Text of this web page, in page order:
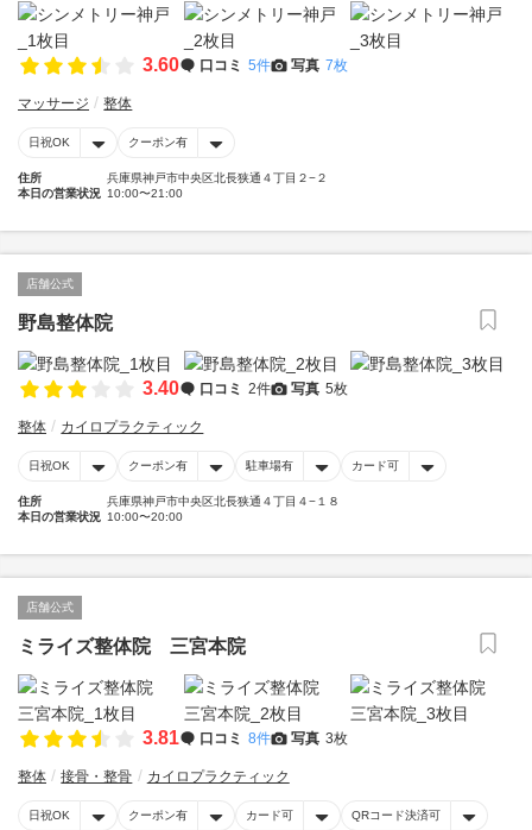
3.60 口コミ 5件 写真 7枚
マッサージ 整体
日祝OK クーポン有
住所
兵庫県神戸市中央区北長狭通４丁目２−２
本日の営業状況 10:00〜21:00
店舗公式
野島整体院
3.40 口コミ 2件 写真 5枚
整体 カイロプラクティック
日祝OK クーポン有 駐車場有 カード可
住所
兵庫県神戸市中央区北長狭通４丁目４−１８
本日の営業状況 10:00〜20:00
店舗公式
ミライズ整体院 三宮本院
3.81 口コミ 8件 写真 3枚
整体 接骨・整骨 カイロプラクティック
日祝OK クーポン有 カード可 QRコード決済可